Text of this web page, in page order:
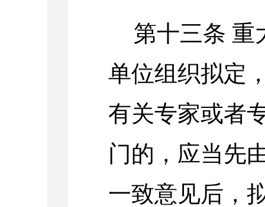
第十三条 重
单位组织拟定
有关专家或者
门的，应当先
一致意见后，